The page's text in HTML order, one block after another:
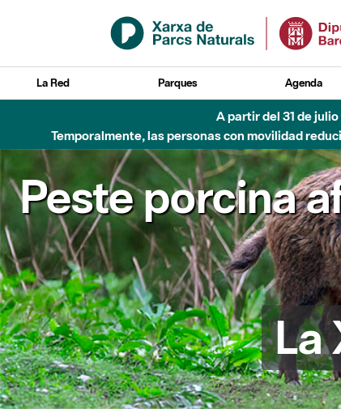
Saltar al contenido principal
La Red Parques Agenda
A partir del 31 de
Temporalmente, las personas con movilidad
Peste porcina
La